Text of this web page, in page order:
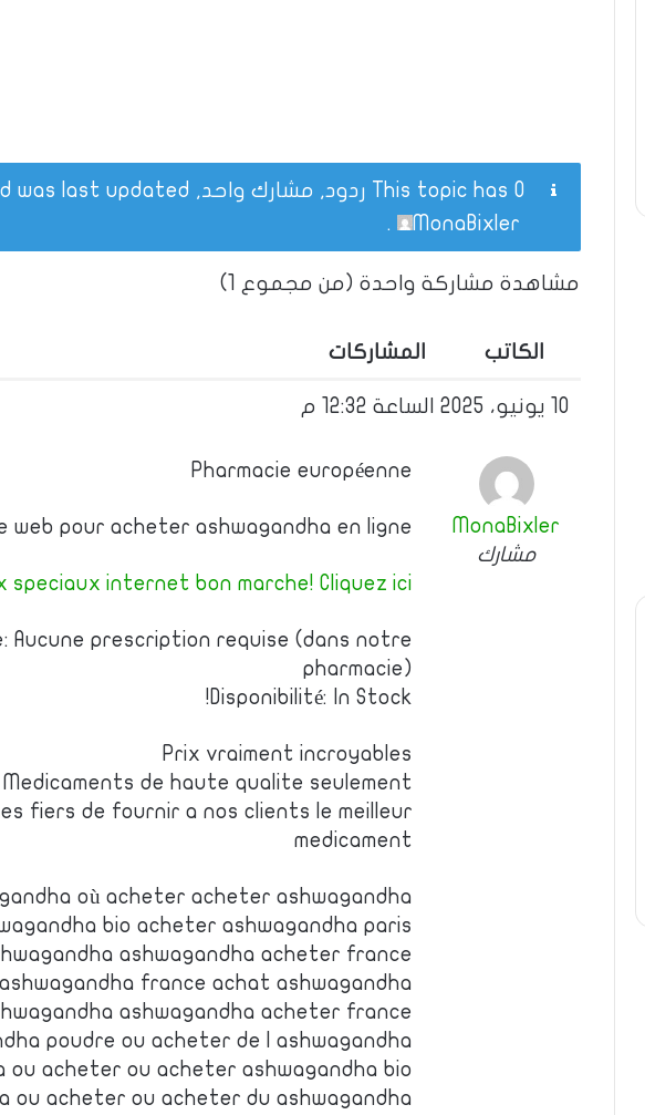
This topic has 0 ردود, مشارك واحد, and was last updated
MonaBixler
.
مشاهدة مشاركة واحدة (من مجموع 1)
الكاتب المشاركات
10 يونيو، 2025 الساعة 12:32 م
MonaBixler
مشارك
Pharmacie européenne
pour acheter ashwagandha en ligne
speciaux internet bon marche! Cliquez ici!
Aucune prescription requise (dans notre
pharmacie)
Disponibilité: In Stock!
Prix vraiment incroyables
Medicaments de haute qualite seulement
fiers de fournir a nos clients le meilleur
medicament
où acheter acheter ashwagandha
bio acheter ashwagandha paris
ashwagandha acheter france
france achat ashwagandha
ashwagandha acheter france
poudre ou acheter de l ashwagandha
ou acheter ou acheter ashwagandha bio
ou acheter ou acheter du ashwagandha